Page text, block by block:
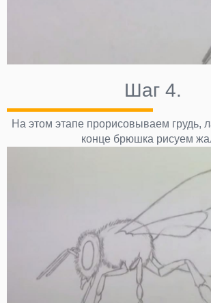
Шаг 4.
На этом этапе прорисовываем грудь,
конце брюшка рисуем